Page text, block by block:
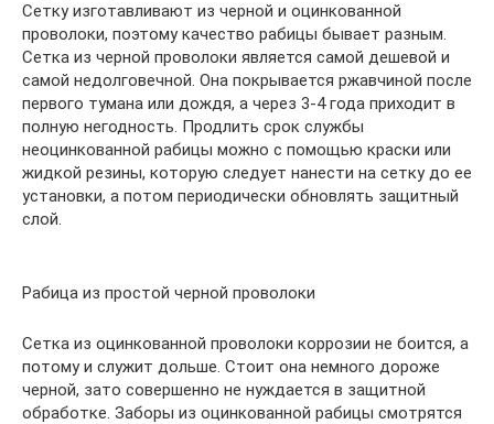
Сетку изготавливают из черной и оцинкованной
проволоки, поэтому качество рабицы бывает разным.
Сетка из черной проволоки является самой дешевой и
самой недолговечной. Она покрывается ржавчиной после
первого тумана или дождя, а через 3-4 года приходит в
полную негодность. Продлить срок службы
неоцинкованной рабицы можно с помощью краски или
жидкой резины, которую следует нанести на сетку до ее
установки, а потом периодически обновлять защитный
слой.
Рабица из простой черной проволоки
Сетка из оцинкованной проволоки коррозии не боится, а
потому и служит дольше. Стоит она немного дороже
черной, зато совершенно не нуждается в защитной
обработке. Заборы из оцинкованной рабицы смотрятся